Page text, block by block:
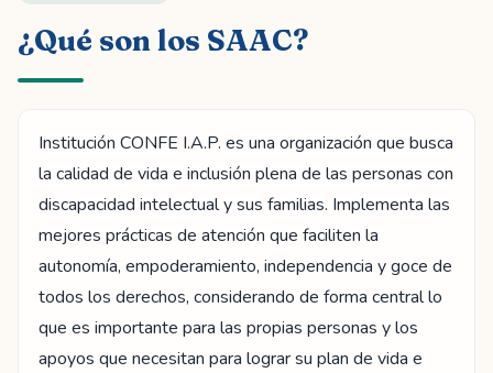
¿Qué son los SAAC?
Institución CONFE I.A.P. es una organización que busca
la calidad de vida e inclusión plena de las personas con
discapacidad intelectual y sus familias. Implementa las
mejores prácticas de atención que faciliten la
autonomía, empoderamiento, independencia y goce de
todos los derechos, considerando de forma central lo
que es importante para las propias personas y los
apoyos que necesitan para lograr su plan de vida e